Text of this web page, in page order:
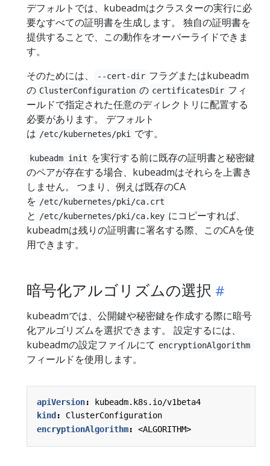
デフォルトでは、kubeadmはクラスターの実行に必
要なすべての証明書を生成します。 独自の証明書を
提供することで、この動作をオーバーライドできま
す。
そのためには、
--cert-dir フラグまたはkubeadm
の ClusterConfiguration の certificatesDir フィ
ールドで指定された任意のディレクトリに配置する
必要があります。 デフォルト
は /etc/kubernetes/pki です。
kubeadm init を実行する前に既存の証明書と秘密鍵
のペアが存在する場合、kubeadmはそれらを上書き
しません。 つまり、例えば既存のCA
を /etc/kubernetes/pki/ca.crt
と /etc/kubernetes/pki/ca.key にコピーすれば、
kubeadmは残りの証明書に署名する際、このCAを使
用できます。
暗号化アルゴリズムの選択
kubeadmでは、公開鍵や秘密鍵を作成する際に暗号
化アルゴリズムを選択できます。 設定するには、
kubeadmの設定ファイルにて encryptionAlgorithm
フィールドを使用します。
apiVersion:
kubeadm.k8s.io/v1beta4
kind :
ClusterConfiguration
encryptionAlgorithm: <ALGORITHM>